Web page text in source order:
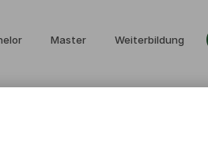
Master Weiterbildung